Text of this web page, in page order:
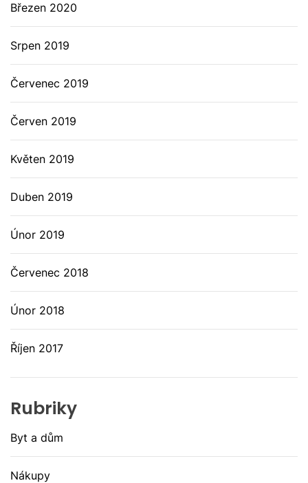
Březen 2020
Srpen 2019
Červenec 2019
Červen 2019
Květen 2019
Duben 2019
Únor 2019
Červenec 2018
Únor 2018
Říjen 2017
Rubriky
Byt a dům
Nákupy